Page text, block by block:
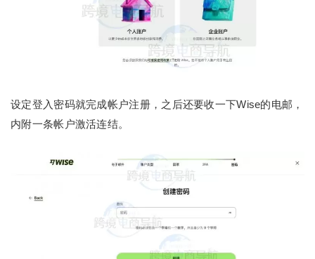
设定登入密码就完成帐户注册，之后还要收一下Wise的电邮，
内附一条帐户激活连结。